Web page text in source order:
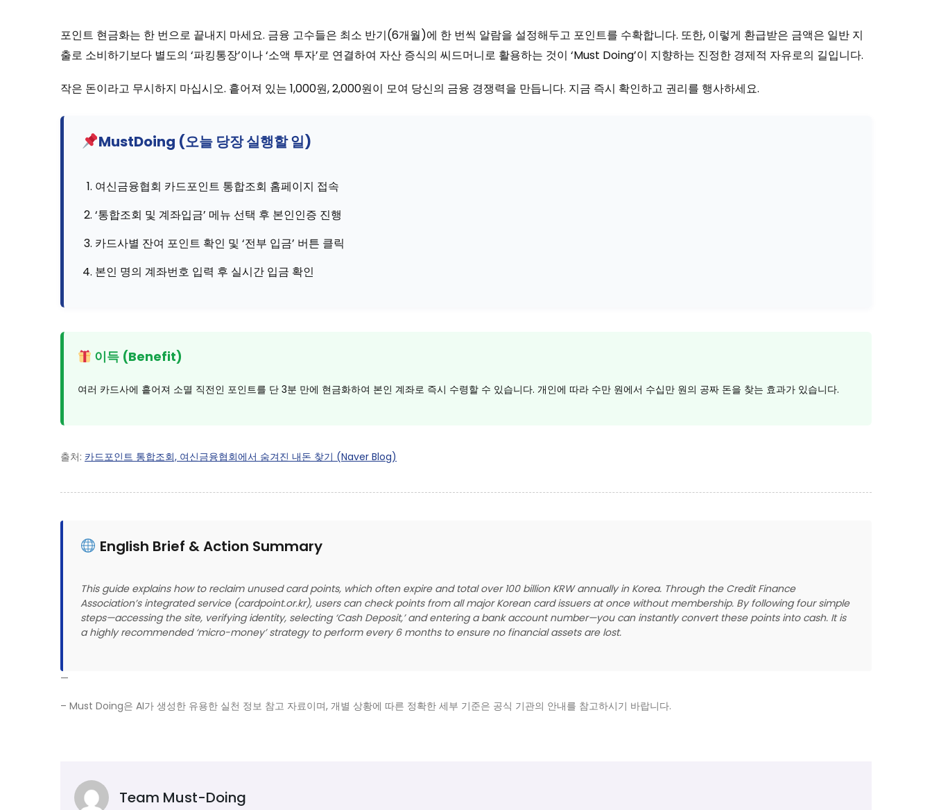
포인트 현금화는 한 번으로 끝내지 마세요. 금융 고수들은 최소 반기(6개월)에 한 번씩 알람을 설정해두고 포인트를 수확합니다. 또한, 이렇게 환급받은 금액은 일반 지
출로 소비하기보다 별도의 ‘파킹통장’이나 ‘소액 투자’로 연결하여 자산 증식의 씨드머니로 활용하는 것이 ‘Must Doing’이 지향하는 진정한 경제적 자유로의 길입니다.
작은 돈이라고 무시하지 마십시오. 흩어져 있는 1,000원, 2,000원이 모여 당신의 금융 경쟁력을 만듭니다. 지금 즉시 확인하고 권리를 행사하세요.
MustDoing (오늘 당장 실행할 일)
여신금융협회 카드포인트 통합조회 홈페이지 접속
‘통합조회 및 계좌입금’ 메뉴 선택 후 본인인증 진행
카드사별 잔여 포인트 확인 및 ‘전부 입금’ 버튼 클릭
본인 명의 계좌번호 입력 후 실시간 입금 확인
이득 (Benefit)
여러 카드사에 흩어져 소멸 직전인 포인트를 단 3분 만에 현금화하여 본인 계좌로 즉시 수령할 수 있습니다. 개인에 따라 수만 원에서 수십만 원의 공짜 돈을 찾는 효과가 있습니다.
출처: 카드포인트 통합조회, 여신금융협회에서 숨겨진 내돈 찾기 (Naver Blog)
English Brief & Action Summary
This guide explains how to reclaim unused card points, which often expire and total over 100 billion KRW annually in Korea. Through the Credit Finance
Association’s integrated service (cardpoint.or.kr), users can check points from all major Korean card issuers at once without membership. By following four simple
steps—accessing the site, verifying identity, selecting ‘Cash Deposit,’ and entering a bank account number—you can instantly convert these points into cash. It is
a highly recommended ‘micro-money’ strategy to perform every 6 months to ensure no financial assets are lost.
—
– Must Doing은 AI가 생성한 유용한 실천 정보 참고 자료이며, 개별 상황에 따른 정확한 세부 기준은 공식 기관의 안내를 참고하시기 바랍니다.
Team Must-Doing